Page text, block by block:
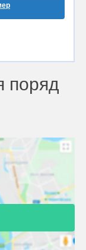
поряд